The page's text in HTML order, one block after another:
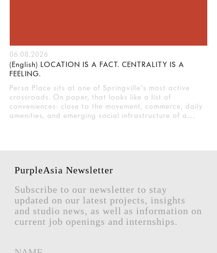
06.08.2026
(English) LOCATION IS A FACT. CENTRALITY IS A
FEELING.
Persa Place sits at one of Springville's most active
crossroads. On paper, that looks like a list of
conveniences: close to the movement, commerce, daily
amenities, and emerging social infrastructure of a…
PurpleAsia Newsletter
Subscribe to our newsletter to stay
updated on our latest projects, insights
and studio news, as well as information on
current job openings and internships.